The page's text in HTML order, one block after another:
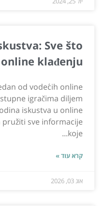
Sve što
klađenju
od vodećih online
igračima diljem
iskustva u online
pružiti sve informacije
koje...
קרא עוד »
אוג 03, 2026